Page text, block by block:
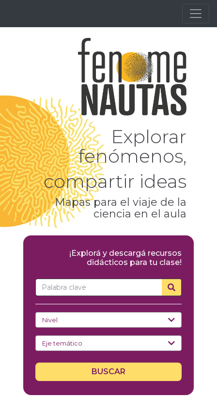
¡Explorá y descargá recursos
didácticos para tu clase!
BUSCAR
Explorar
fenómenos,
compartir ideas
Mapas para el viaje de la
ciencia en el aula